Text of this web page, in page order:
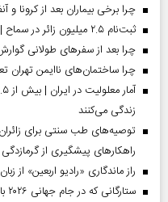
چرا برخی بیماران بعد از کرونا و
ثبت‌نام ۲.۵ میلیون زائر در سماح | عبور ۱.۷ میلیون نفر از مرز‌های اربعین
چرا بعد از سفرهای طولانی
چرا ساختمان‌های ناایمن تهران
زندگی می‌کنند
توصیه‌های طب سنتی برای
راهکارهای پیشگیری از گرمازدگی
راز ماندگاری «رادیو اربعین» از
ستارگانی که در جام جهانی ۲۰۲۶ بازی نکردند